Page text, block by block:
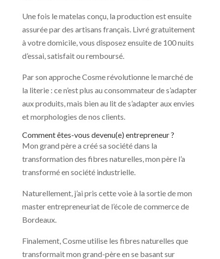
Une fois le matelas conçu, la production est ensuite
assurée par des artisans français. Livré gratuitement
à votre domicile, vous disposez ensuite de 100 nuits
d’essai, satisfait ou remboursé.
Par son approche Cosme révolutionne le marché de
la literie : ce n’est plus au consommateur de s’adapter
aux produits, mais bien au lit de s’adapter aux envies
et morphologies de nos clients.
Comment êtes-vous devenu(e) entrepreneur ?
Mon grand père a créé sa société dans la
transformation des fibres naturelles, mon père l’a
transformé en société industrielle.
Naturellement, j’ai pris cette voie à la sortie de mon
master entrepreneuriat de l’école de commerce de
Bordeaux.
Finalement, Cosme utilise les fibres naturelles que
transformait mon grand-père en se basant sur